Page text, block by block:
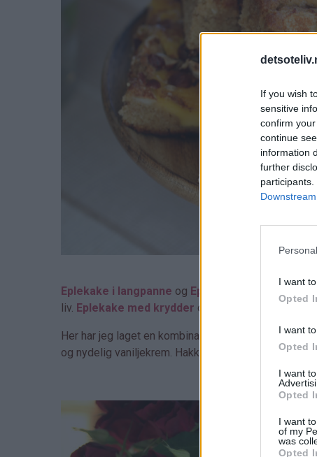
If you wish
sensitive
confirm
continue
information
further
I want
Opted
I want
Opted
I want
Opted
I want
of my
was
Opted
Eplekake i langpanne og Eplekake i langpanne
liv. Eplekake med krydder og Eplekake med
Her har jeg laget en kombinasjon av disse kakene
og nydelig vaniljekrem. Hakkede hasselnøtter gir